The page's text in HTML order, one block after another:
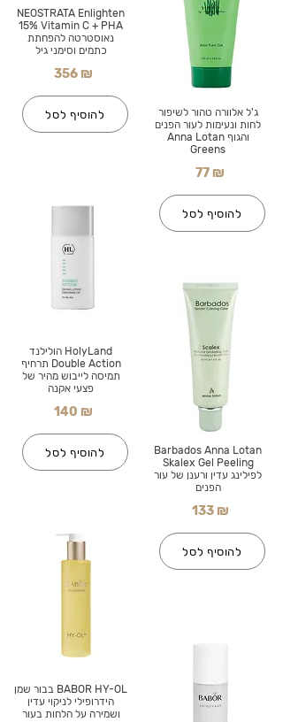
NEOSTRATA Enlighten
15% Vitamin C + PHA
נאוסטרטה להפחתת
כתמים וסימני גיל
356 ₪
להוסיף לסל
HolyLand הולילנד
Double Action תרחיף
תמיסה לייבוש מהיר של
פצעי אקנה
140 ₪
להוסיף לסל
BABOR HY-OL בבור שמן
הידרופילי לניקוי עדין
ושמירה על הלחות בעור
ג'ל אלוורה טהור לשיפור
לחות ונעימות לעור הפנים
והגוף Anna Lotan
Greens
77 ₪
להוסיף לסל
Barbados Anna Lotan
Skalex Gel Peeling
לפילינג עדין ורענן של עור
הפנים
133 ₪
להוסיף לסל